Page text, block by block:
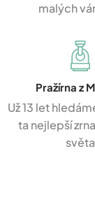
malých
Pražírna z
Už 13 let
ta nejlepší
světa